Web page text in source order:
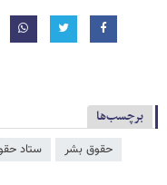
برچسب‌ها
حقوق بشر ستاد